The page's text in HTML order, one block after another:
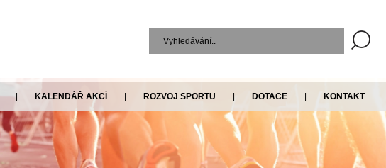
KALENDÁŘ AKCÍ ROZVOJ SPORTU DOTACE KONTAKT